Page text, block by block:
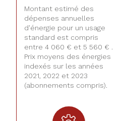
Montant estimé des
dépenses annuelles
d'énergie pour un usage
standard est compris
entre 4 060 € et 5 560 € .
Prix moyens des énergies
indexés sur les années
2021, 2022 et 2023
(abonnements compris).